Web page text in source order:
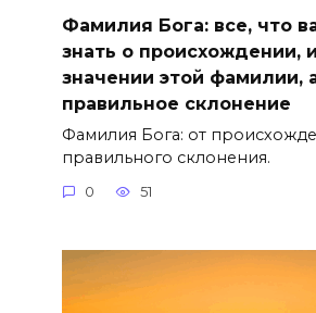
Фамилия Бога: все, что
знать о происхождении,
значении этой фамилии,
правильное склонение
Фамилия Бога: от
правильного склонения.
0 51